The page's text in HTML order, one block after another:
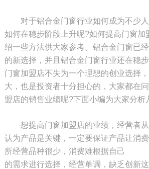
对于铝合金门窗行业如何成为不少人
如何在稳步阶段上升呢?如何提高门窗加
绍一些方法供大家参考。 铝合金门窗已
的新选择，并且铝合金门窗行业还在稳
门窗加盟店不失为一个理想的创业选择
大， 也是投资者十分担心的，大家都在
盟店的销售业绩呢?下面小编为大家分析
想提高门窗加盟店的业绩，经营者从
认为产品是关键，一定要保证产品让消
所经营品种很少，消费难根据自己
的需求进行选择，经营单调，缺乏创新